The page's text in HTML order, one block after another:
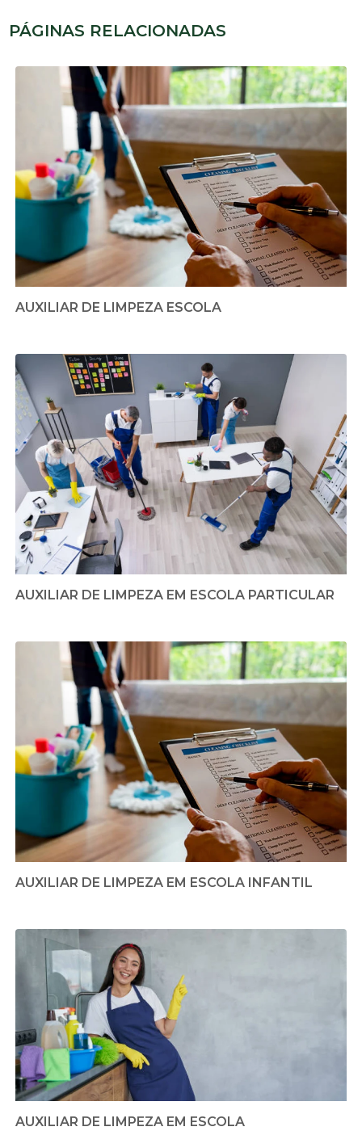
PÁGINAS RELACIONADAS
AUXILIAR DE LIMPEZA ESCOLA
AUXILIAR DE LIMPEZA EM ESCOLA PARTICULAR
AUXILIAR DE LIMPEZA EM ESCOLA INFANTIL
AUXILIAR DE LIMPEZA EM ESCOLA